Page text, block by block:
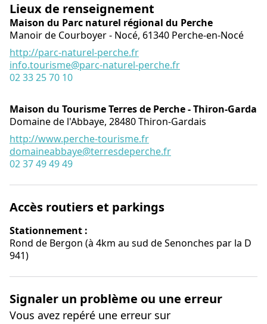
Lieux de renseignement
Maison du Parc naturel régional du Perche
Manoir de Courboyer - Nocé, 61340 Perche-en-Nocé
http://parc-naturel-perche.fr
info.tourisme@parc-naturel-perche.fr
02 33 25 70 10
Maison du Tourisme Terres de Perche - Thiron-Gardais
Domaine de l'Abbaye, 28480Thiron-Gardais
http://www.perche-tourisme.fr
domaineabbaye@terresdeperche.fr
02 37 49 49 49
Accès routiers et parkings
Stationnement :
Rond de Bergon (à 4km au sud de Senonches par la D
941)
Signaler un problème ou une erreur
Vous avez repéré une erreur sur